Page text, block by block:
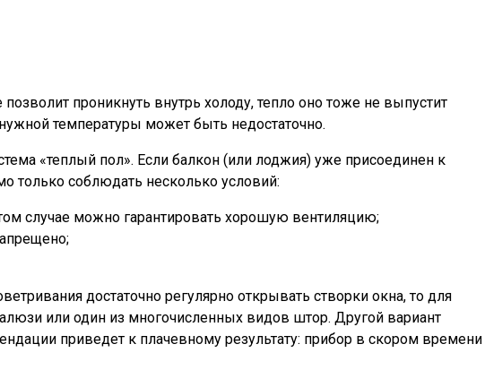
проникнуть внутрь холоду, тепло оно тоже не выпустит
температуры может быть недостаточно.
«теплый пол». Если балкон (или лоджия) уже присоединен к
только соблюдать несколько условий:
случае можно гарантировать хорошую вентиляцию;
достаточно регулярно открывать створки окна, то для
или один из многочисленных видов штор. Другой вариант
приведет к плачевному результату: прибор в скором времени